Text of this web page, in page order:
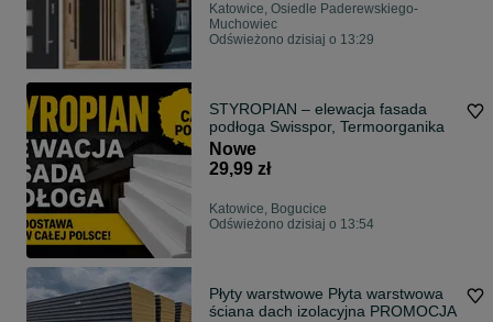
Katowice, Osiedle Paderewskiego-
Muchowiec
Odświeżono dzisiaj o 13:29
STYROPIAN – elewacja fasada
podłoga Swisspor, Termoorganika
Nowe
29,99 zł
Katowice, Bogucice
Odświeżono dzisiaj o 13:54
Płyty warstwowe Płyta warstwowa
ściana dach izolacyjna PROMOCJA